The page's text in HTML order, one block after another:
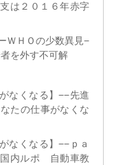
は２０１６年赤字
ＷＨＯの少数異見−
を外す不可解
なくなる】−−先進
たの仕事がなくな
なくなる】−−ｐａ
内ルポ 自動車教